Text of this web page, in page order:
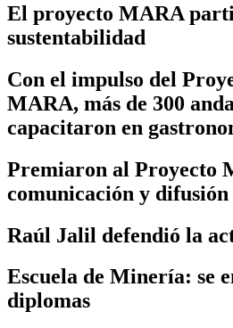
El proyecto MARA
sustentabilidad
Con el impulso del
MARA, más de 300
capacitaron en
Premiaron al Proyecto
comunicación y difusión
Raúl Jalil defendió la
Escuela de Minería: se
diplomas